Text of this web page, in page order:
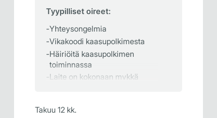
Tyypilliset oireet:
Yhteysongelmia
Vikakoodi kaasupolkimesta
Häiriöitä kaasupolkimen
toiminnassa
Laite on kokonaan mykkä
Takuu 12 kk.